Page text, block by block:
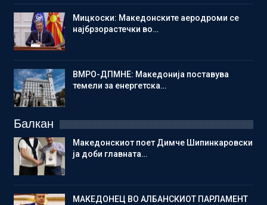
Мицкоски: Македонските аеродроми се
најбрзорастечки во…
ВМРО-ДПМНЕ: Македонија поставува
темели за енергетска…
Балкан
Македонскиот поет Димче Шипинкаровски
ја доби главната…
МАКЕДОНЕЦ ВО АЛБАНСКИОТ ПАРЛАМЕНТ